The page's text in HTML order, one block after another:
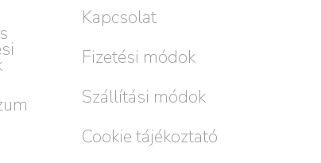
Kapcsolat
Fizetési módok
Szállítási módok
Cookie tájékoztató